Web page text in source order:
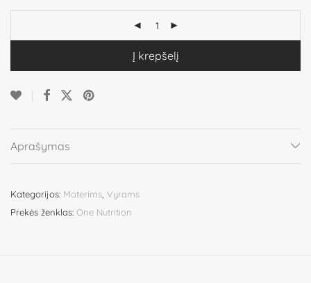
Į krepšelį
Aprašymas
Kategorijos: Moterims Vyrams
Prekės ženklas: One Nutrition